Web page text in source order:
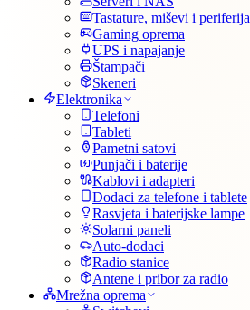
Tastature, miševi i periferija
Gaming oprema
UPS i napajanje
Štampači
Skeneri
Elektronika
Telefoni
Tableti
Pametni satovi
Punjači i baterije
Kablovi i adapteri
Dodaci za telefone i tablete
Rasvjeta i baterijske lampe
Solarni paneli
Auto-dodaci
Radio stanice
Antene i pribor za radio
Mrežna oprema